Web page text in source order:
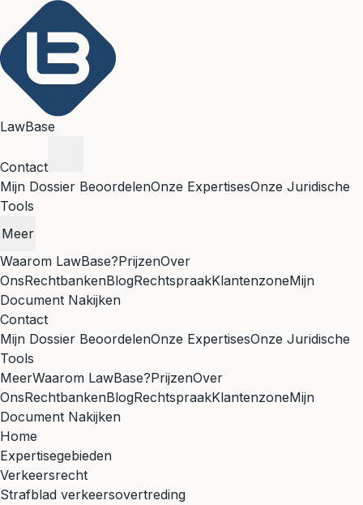
LawBase
Contact
Mijn Dossier BeoordelenOnze ExpertisesOnze Juridische
Tools
Meer
Waarom LawBase?PrijzenOver
OnsRechtbankenBlogRechtspraakKlantenzoneMijn
Document Nakijken
Contact
Mijn Dossier BeoordelenOnze ExpertisesOnze Juridische
Tools
MeerWaarom LawBase?PrijzenOver
OnsRechtbankenBlogRechtspraakKlantenzoneMijn
Document Nakijken
Home
Expertisegebieden
Verkeersrecht
Strafblad verkeersovertreding